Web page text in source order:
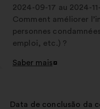
2024-09-17 au 2024-
Comment améliorer
personnes
emploi, etc.) ?
Saber mais
Abertura
separador
Data de conclusão da
: